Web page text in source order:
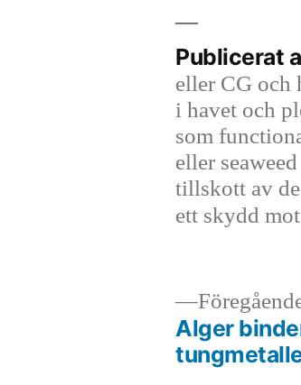
Publicerat
eller CG och
i havet och
som
eller
tillskott av
ett skydd
Alger